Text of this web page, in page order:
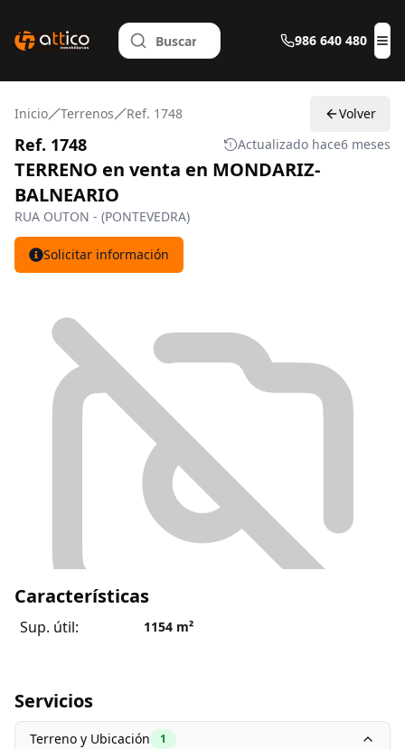
986 640 480
Inicio Terrenos Ref. 1748 Volver
Ref. 1748 Actualizado hace6 meses
TERRENO en venta en MONDARIZ-
BALNEARIO
RUA OUTON - (PONTEVEDRA)
Solicitar información
Características
Sup. útil: 1154 m²
Servicios
Terreno y Ubicación 1